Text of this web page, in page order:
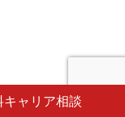
キャリア相談